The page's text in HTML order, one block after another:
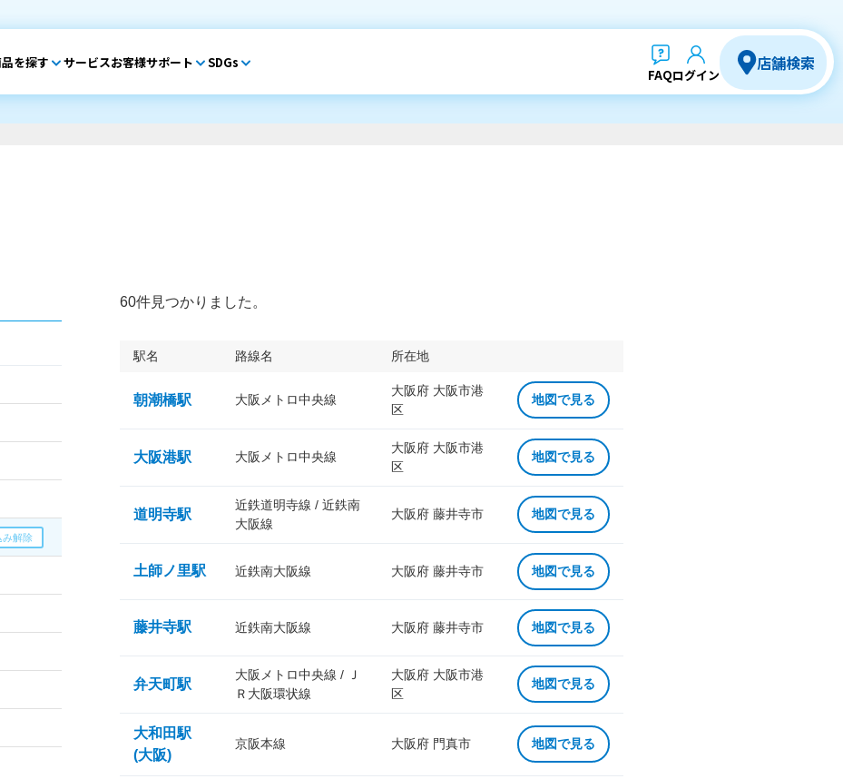
を探す サービスお客様サポート SDGs
FAQログイン
店舗検索
60件見つかりました。
駅名 路線名 所在地
朝潮橋駅 大阪メトロ中央線
大阪府 大阪市港
区
地図で見る
大阪港駅 大阪メトロ中央線
大阪府 大阪市港
区
地図で見る
道明寺駅
近鉄道明寺線 / 近鉄南
大阪線
大阪府 藤井寺市 地図で見る
土師ノ里駅 近鉄南大阪線 大阪府 藤井寺市 地図で見る
藤井寺駅 近鉄南大阪線 大阪府 藤井寺市 地図で見る
弁天町駅
大阪メトロ中央線 / Ｊ
Ｒ大阪環状線
大阪府 大阪市港
区
地図で見る
大和田駅
(大阪)
京阪本線 大阪府 門真市 地図で見る